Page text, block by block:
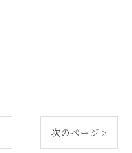
次のページ >